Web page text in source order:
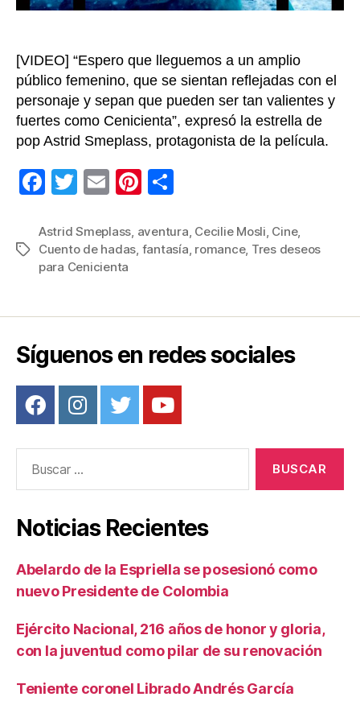
[VIDEO] “Espero que lleguemos a un amplio
público femenino, que se sientan reflejadas con el
personaje y sepan que pueden ser tan valientes y
fuertes como Cenicienta”, expresó la estrella de
pop Astrid Smeplass, protagonista de la película.
F
c
e
o
k
T
tt
er
E
ail
Pi
er
e
m
p
tir
Etiquetas
Astrid Smeplass, aventura, Cecilie Mosli, Cine,
Cuento de hadas, fantasía, romance, Tres deseos
para Cenicienta
Síguenos en redes sociales
Noticias Recientes
Abelardo de la Espriella se posesionó como
nuevo Presidente de Colombia
Ejército Nacional, 216 años de honor y gloria,
con la juventud como pilar de su renovación
Teniente coronel Librado Andrés García